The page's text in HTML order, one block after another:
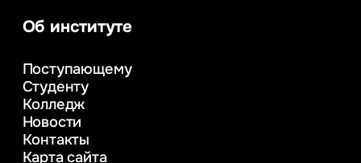
Информационные системы и бизнес-
аналитика
деятельности
Психолого-педагогическое
консультирование и медиация
в образовании
Управление инновационным развитием
Об институте
Поступающему
Студенту
Колледж
Новости
Контакты
Карта сайта